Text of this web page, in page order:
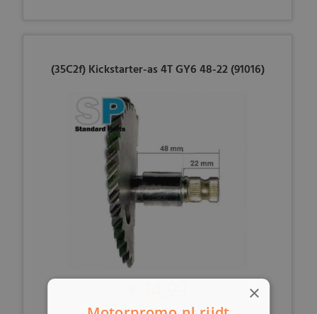
(35C2f) Kickstarter-as 4T GY6 48-22 (91016)
×